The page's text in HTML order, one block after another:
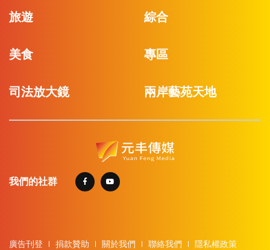
旅遊 綜合
美食 專區
司法放大鏡 兩岸藝苑天地
我們的社群
廣告刊登 捐款贊助 關於我們 聯絡我們 隱私權政策